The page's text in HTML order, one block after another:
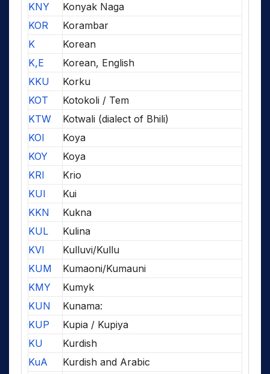
KNY
Konyak Naga
KOR
Korambar
K
Korean
K,E
Korean, English
KKU
Korku
KOT
Kotokoli / Tem
KTW
Kotwali (dialect of Bhili)
KOI
Koya
KOY
Koya
KRI
Krio
KUI
Kui
KKN
Kukna
KUL
Kulina
KVI
Kulluvi/Kullu
KUM
Kumaoni/Kumauni
KMY
Kumyk
KUN
Kunama:
KUP
Kupia / Kupiya
KU
Kurdish
KuA
Kurdish and Arabic